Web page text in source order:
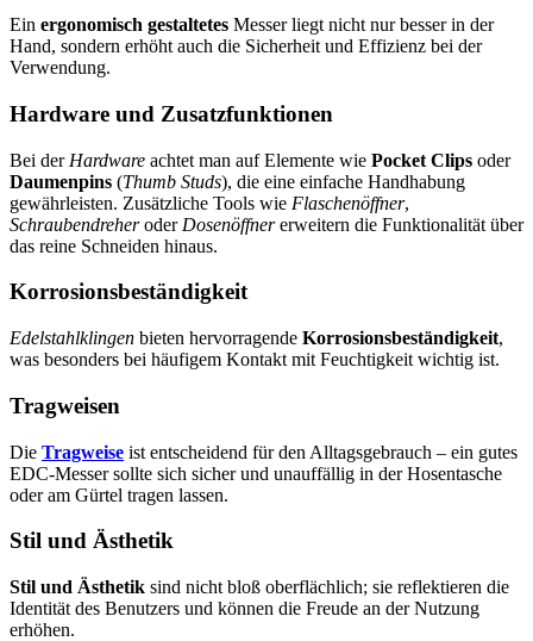
Ein ergonomisch gestaltetes Messer liegt nicht nur besser in der
Hand, sondern erhöht auch die Sicherheit und Effizienz bei der
Verwendung.
Hardware und Zusatzfunktionen
Bei der Hardware achtet man auf Elemente wie Pocket Clips oder
Daumenpins (Thumb Studs), die eine einfache Handhabung
gewährleisten. Zusätzliche Tools wie Flaschenöffner,
Schraubendreheroder Dosenöffnererweitern die Funktionalität über
das reine Schneiden hinaus.
Korrosionsbeständigkeit
Edelstahlklingen bieten hervorragende Korrosionsbeständigkeit,
was besonders bei häufigem Kontakt mit Feuchtigkeit wichtig ist.
Tragweisen
Die Tragweise ist entscheidend für den Alltagsgebrauch – ein gutes
EDC-Messer sollte sich sicher und unauffällig in der Hosentasche
oder am Gürtel tragen lassen.
Stil und Ästhetik
Stil und Ästhetik sind nicht bloß oberflächlich; sie reflektieren die
Identität des Benutzers und können die Freude an der Nutzung
erhöhen.